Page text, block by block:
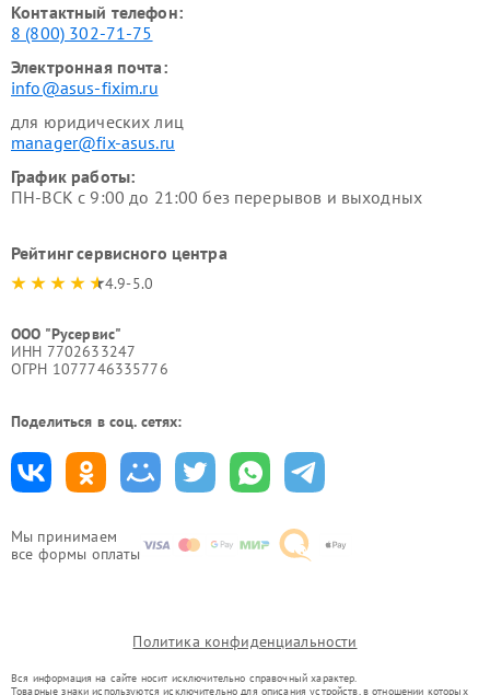
Мы принимаем
все формы оплаты
Контактный телефон:
8 (800) 302-71-75
Электронная почта:
info@asus-fixim.ru
для юридических лиц
manager@fix-asus.ru
График работы:
ПН-ВСК с 9:00 до 21:00 без перерывов и выходных
Рейтинг сервисного центра
4.9-5.0
ООО "Русервис"
ИНН 7702633247
ОГРН 1077746335776
Поделиться в соц. сетях:
Политика конфиденциальности
Вся информация на сайте носит исключительно справочный характер.
Товарные знаки используются исключительно для описания устройств, в отношении которых